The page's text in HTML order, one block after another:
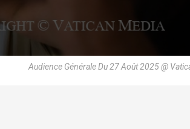
Audience Générale Du 27 Août 2025 @